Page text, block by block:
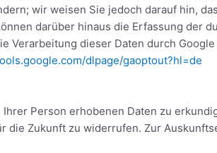
wir weisen Sie jedoch darauf hin,
darüber hinaus die Erfassung der
Verarbeitung dieser Daten durch
dlpage/gaoptout?hl=de
Person erhobenen Daten zu
Zukunft zu widerrufen. Zur